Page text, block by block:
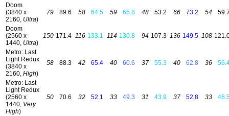
Doom
(3840 x
2160, Ultra)
79 89.6 58 64.5 59 65.8 48 53.2 66 73.2 54
Doom
(2560 x
1440, Ultra)
150 171.4 116 133.1 114 130.8 94 107.3 136 149.5 108
Metro: Last
Light Redux
(3840 x
2160, High)
58 88.3 42 65.4 40 60.6 37 55.3 40 62.8 36
Metro: Last
Light Redux
(2560 x
1440, Very
High)
50 70.6 32 52.1 33 49.3 31 43.9 37 52.8 33